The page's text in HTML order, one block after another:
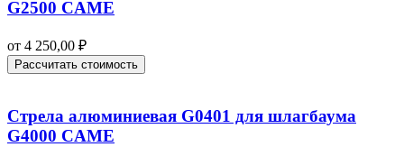
G2500 CAME
от 4 250,00 ₽
Рассчитать стоимость
Стрела алюминиевая G0401 для шлагбаума
G4000 CAME